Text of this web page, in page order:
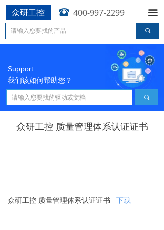
众研工控
끠
400-997-2299
뀰 끀
众研工控 质量管理体系认证证书 下载
众研工控 质量管理体系认证证书
Support
我们该如何帮助您？
끠